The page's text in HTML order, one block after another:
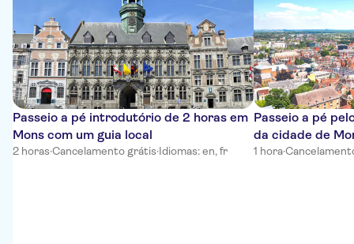
Passeio a pé introdutório de 2 horas em
Mons com um guia local
2 horas·Cancelamento grátis·Idiomas: en, fr
Passeio a pé
da cidade de
1 hora·